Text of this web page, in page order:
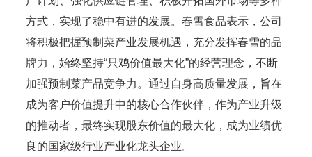
方式，实现了稳中有进的发展。春雪食品表示，公司
将积极把握预制菜产业发展机遇，充分发挥春雪的品
牌力，始终坚持“只鸡价值最大化”的经营理念，不断
加强预制菜产品竞争力。通过自身高质量发展，旨在
成为客户价值提升中的核心合作伙伴，作为产业升级
的推动者，最终实现股东价值的最大化，成为业绩优
良的国家级行业产业化龙头企业。